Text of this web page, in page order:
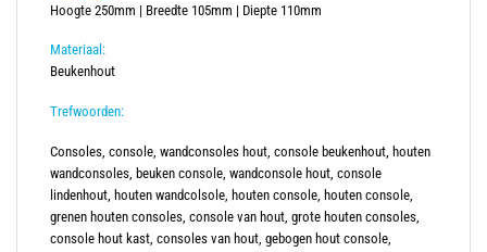
Hoogte 250mm | Breedte 105mm | Diepte 110mm
Materiaal:
Beukenhout
Trefwoorden:
Consoles, console, wandconsoles hout, console beukenhout, houten
wandconsoles, beuken console, wandconsole hout, console
lindenhout, houten wandcolsole, houten console, houten console,
grenen houten consoles, console van hout, grote houten consoles,
console hout kast, consoles van hout, gebogen hout console,